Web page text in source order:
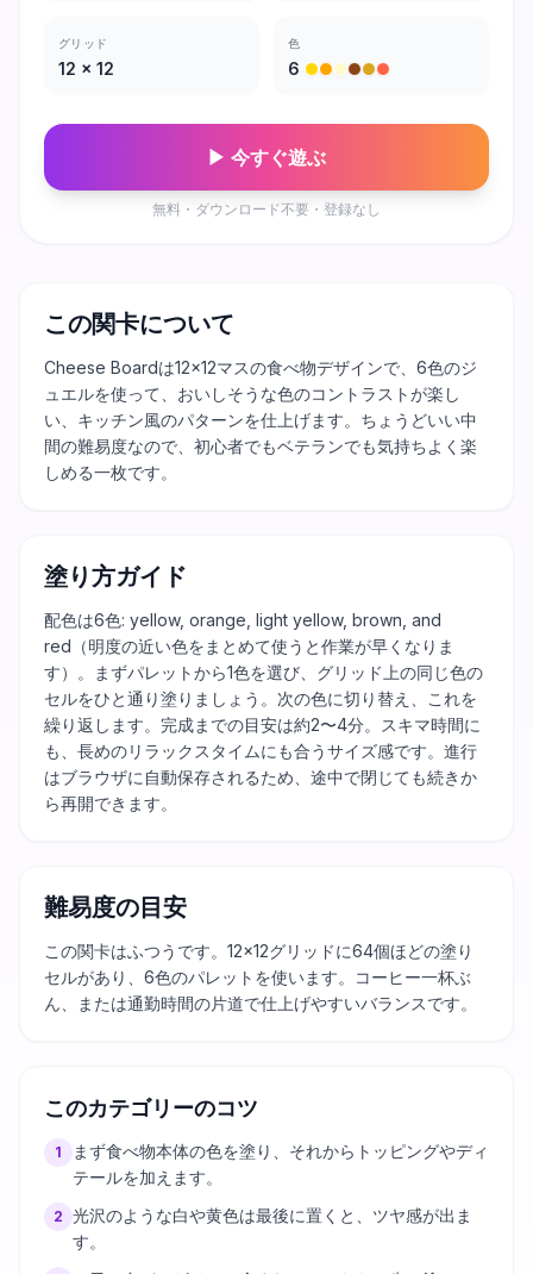
グリッド
12 × 12
色
6
▶ 今すぐ遊ぶ
無料・ダウンロード不要・登録なし
この関卡について
Cheese Boardは12×12マスの食べ物デザインで、6色のジ
ュエルを使って、おいしそうな色のコントラストが楽し
い、キッチン風のパターンを仕上げます。ちょうどいい中
間の難易度なので、初心者でもベテランでも気持ちよく楽
しめる一枚です。
塗り方ガイド
配色は6色: yellow, orange, light yellow, brown, and
red（明度の近い色をまとめて使うと作業が早くなりま
す）。まずパレットから1色を選び、グリッド上の同じ色の
セルをひと通り塗りましょう。次の色に切り替え、これを
繰り返します。完成までの目安は約2〜4分。スキマ時間に
も、長めのリラックスタイムにも合うサイズ感です。進行
はブラウザに自動保存されるため、途中で閉じても続きか
ら再開できます。
難易度の目安
この関卡はふつうです。12×12グリッドに64個ほどの塗り
セルがあり、6色のパレットを使います。コーヒー一杯ぶ
ん、または通勤時間の片道で仕上げやすいバランスです。
このカテゴリーのコツ
1
まず食べ物本体の色を塗り、それからトッピングやディ
テールを加えます。
2 光沢のような白や黄色は最後に置くと、ツヤ感が出ま
す。